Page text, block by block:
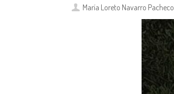
María Loreto Navarro Pacheco